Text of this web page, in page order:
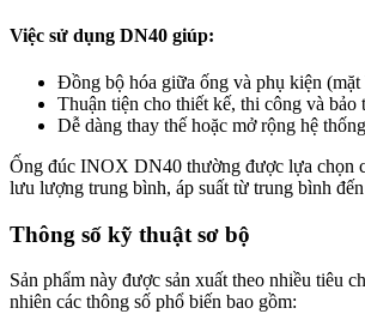
Việc sử dụng DN40 giúp:
Đồng bộ hóa giữa ống và phụ kiện (mặt
Thuận tiện cho thiết kế, thi công và bảo
Dễ dàng thay thế hoặc mở rộng hệ thống
Ống đúc INOX DN40 thường được lựa chọn
lưu lượng trung bình, áp suất từ trung bình đến
Thông số kỹ thuật sơ bộ
Sản phẩm này được sản xuất theo nhiều tiêu
nhiên các thông số phổ biến bao gồm: